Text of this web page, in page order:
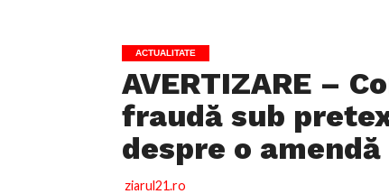
ACTUALITATE
AVERTIZARE –
fraudă sub
despre o
ziarul21.ro